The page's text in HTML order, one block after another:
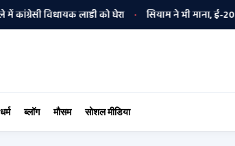
विधायक लाडी को घेरा • सियाम ने भी माना, ई-20 में
धर्म ब्लॉग मौसम सोशल मीडिया